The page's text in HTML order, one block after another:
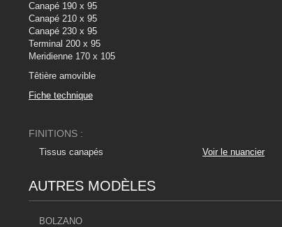
Canapé 190 x 95
Canapé 210 x 95
Canapé 230 x 95
Terminal 200 x 95
Meridienne 170 x 105
Têtière amovible
Fiche technique
FINITIONS :
Tissus canapés Voir le nuancier
AUTRES MODÈLES
BOLZANO